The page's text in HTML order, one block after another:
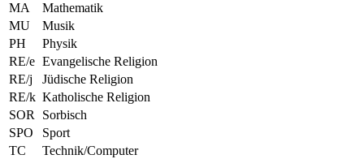
MA
Mathematik
MU
Musik
PH
Physik
RE/e Evangelische Religion
RE/j
Jüdische Religion
RE/k Katholische Religion
SOR
Sorbisch
SPO
Sport
TC
Technik/Computer